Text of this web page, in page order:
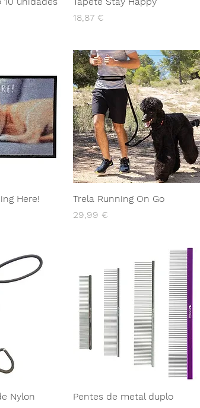
Preço
18,87 €
Here!
Trela Running On Go
Preço
29,99 €
Nylon
Pentes de metal duplo